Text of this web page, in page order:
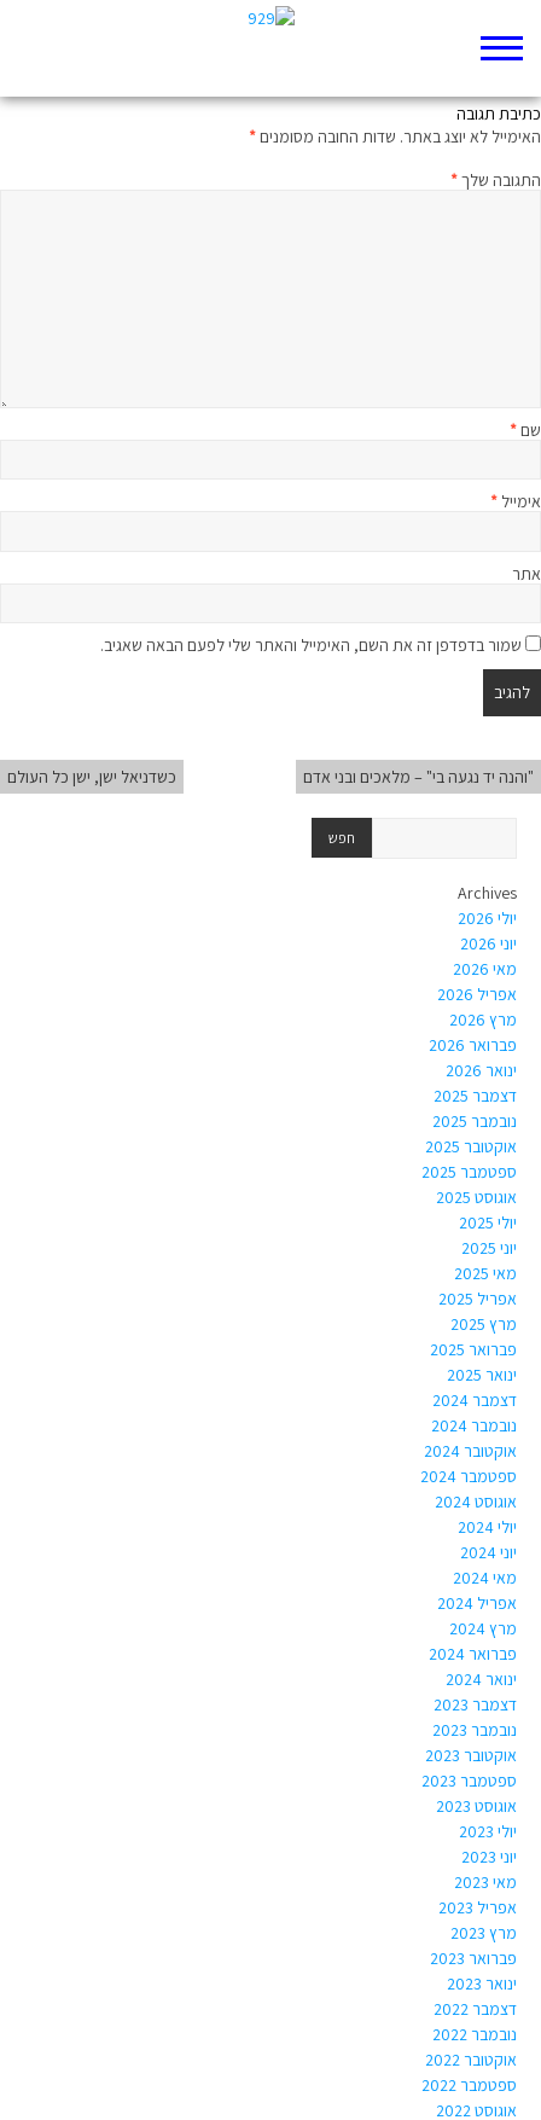
כתיבת תגובה
האימייל לא יוצג באתר. שדות החובה מסומנים*
התגובה שלך*
שם*
אימייל *
אתר
שמור בדפדפן זה את השם, האימייל והאתר שלי לפעם הבאה שאגיב.
"והנה יד נגעה בי" – מלאכים ובני אדם כשדניאל ישן, ישן כל העולם
Archives
יולי 2026
יוני 2026
מאי 2026
אפריל 2026
מרץ 2026
פברואר 2026
ינואר 2026
דצמבר 2025
נובמבר 2025
אוקטובר 2025
ספטמבר 2025
אוגוסט 2025
יולי 2025
יוני 2025
מאי 2025
אפריל 2025
מרץ 2025
פברואר 2025
ינואר 2025
דצמבר 2024
נובמבר 2024
אוקטובר 2024
ספטמבר 2024
אוגוסט 2024
יולי 2024
יוני 2024
מאי 2024
אפריל 2024
מרץ 2024
פברואר 2024
ינואר 2024
דצמבר 2023
נובמבר 2023
אוקטובר 2023
ספטמבר 2023
אוגוסט 2023
יולי 2023
יוני 2023
מאי 2023
אפריל 2023
מרץ 2023
פברואר 2023
ינואר 2023
דצמבר 2022
נובמבר 2022
אוקטובר 2022
ספטמבר 2022
אוגוסט 2022